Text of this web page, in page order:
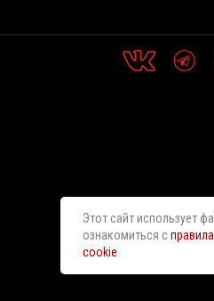
Этот сайт использует
ознакомиться с
cookie